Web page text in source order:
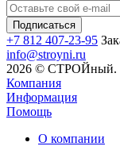
+7 812 407-23-95
info@stroyni.ru
2026 © СТРОЙный.
Компания
Информация
Помощь
О компании